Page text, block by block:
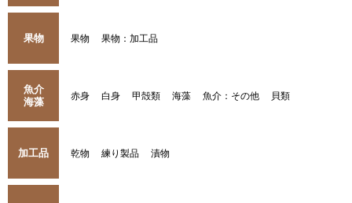
果物 果物 果物：加工品
魚介
海藻
赤身 白身 甲殻類 海藻 魚介：その他 貝類
加工品 乾物 練り製品 漬物